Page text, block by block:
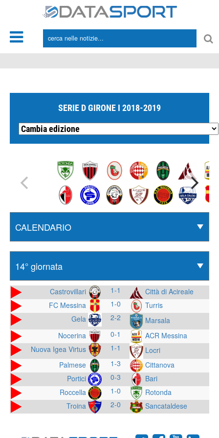
SERIE D GIRONE I 2018-2019
Castrovillari 1-1
Città di Acireale
FC Messina
1-0
Turris
Gela
2-2
Marsala
Nocerina
0-1
ACR Messina
Nuova Igea Virtus
1-1
Locri
Palmese
1-3
Cittanova
Portici
0-3
Bari
Roccella
1-0
Rotonda
Troina
2-0 Sancataldese